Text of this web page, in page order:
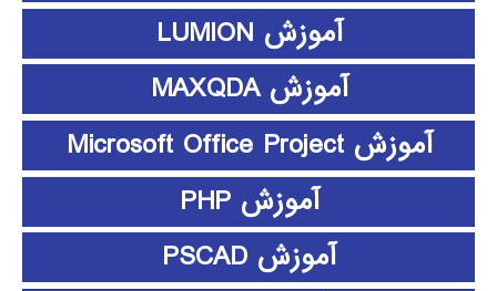
آموزش LUMION
آموزش MAXQDA
آموزش Microsoft Office Project
آموزش PHP
آموزش PSCAD